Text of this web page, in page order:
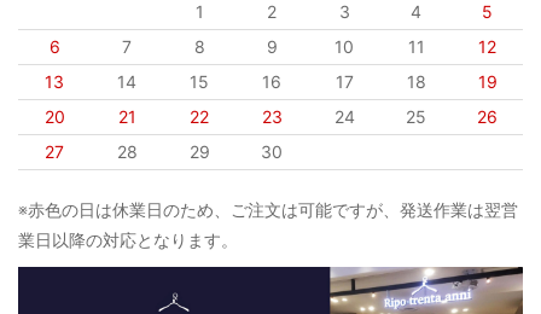
1
2 3 4
5
6
7 8 9 10 11
12
13
14 15 16 17 18
19
20
21 22 23 24 25
26
27
28 29 30
※赤色の日は休業日のため、ご注文は可能ですが、発送作業は翌営
業日以降の対応となります。